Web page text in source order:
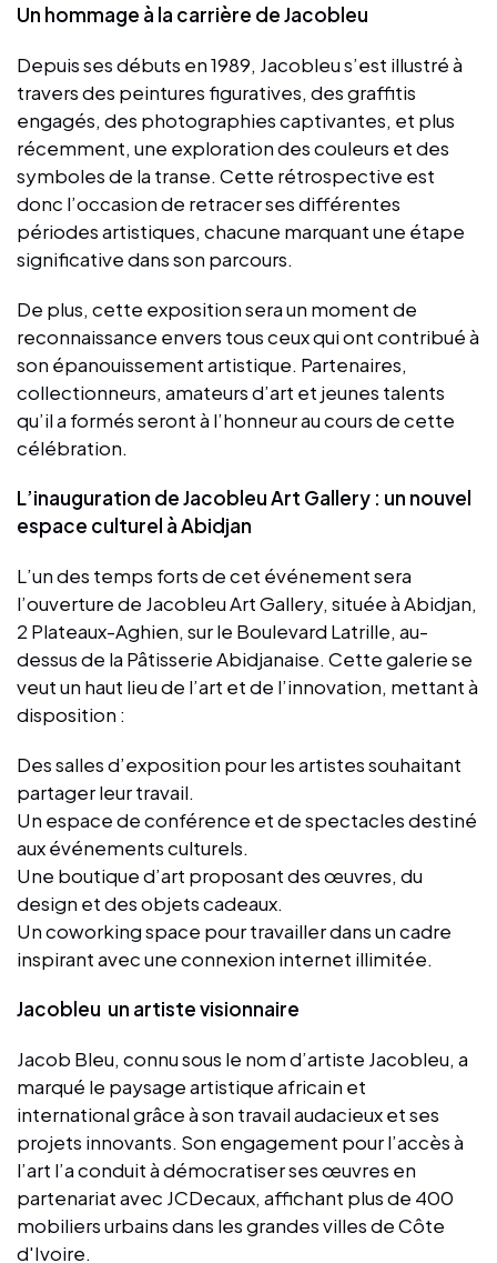
Un hommage à la carrière de Jacobleu
Depuis ses débuts en 1989, Jacobleu s’est illustré à
travers des peintures figuratives, des graffitis
engagés, des photographies captivantes, et plus
récemment, une exploration des couleurs et des
symboles de la transe. Cette rétrospective est
donc l’occasion de retracer ses différentes
périodes artistiques, chacune marquant une étape
significative dans son parcours.
De plus, cette exposition sera un moment de
reconnaissance envers tous ceux qui ont contribué à
son épanouissement artistique. Partenaires,
collectionneurs, amateurs d’art et jeunes talents
qu’il a formés seront à l’honneur au cours de cette
célébration.
L’inauguration de Jacobleu Art Gallery : un nouvel
espace culturel à Abidjan
L’un des temps forts de cet événement sera
l’ouverture de Jacobleu Art Gallery, située à Abidjan,
2 Plateaux-Aghien, sur le Boulevard Latrille, au-
dessus de la Pâtisserie Abidjanaise. Cette galerie se
veut un haut lieu de l’art et de l’innovation, mettant à
disposition :
Des salles d’exposition pour les artistes souhaitant
partager leur travail.
Un espace de conférence et de spectacles destiné
aux événements culturels.
Une boutique d’art proposant des œuvres, du
design et des objets cadeaux.
Un coworking space pour travailler dans un cadre
inspirant avec une connexion internet illimitée.
Jacobleu un artiste visionnaire
Jacob Bleu, connu sous le nom d’artiste Jacobleu, a
marqué le paysage artistique africain et
international grâce à son travail audacieux et ses
projets innovants. Son engagement pour l’accès à
l’art l’a conduit à démocratiser ses œuvres en
partenariat avec JCDecaux, affichant plus de 400
mobiliers urbains dans les grandes villes de Côte
d'Ivoire.